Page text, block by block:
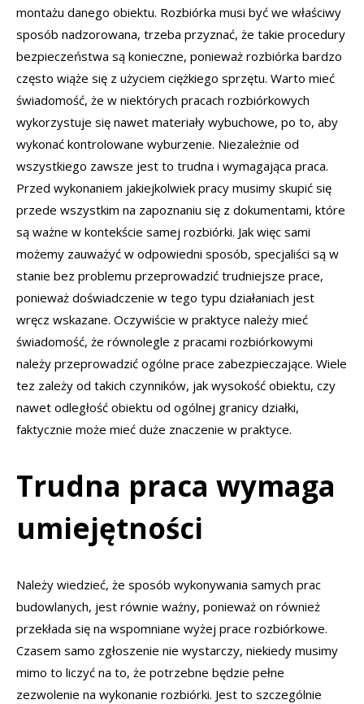
montażu danego obiektu. Rozbiórka musi być we właściwy
sposób nadzorowana, trzeba przyznać, że takie procedury
bezpieczeństwa są konieczne, ponieważ rozbiórka bardzo
często wiąże się z użyciem ciężkiego sprzętu. Warto mieć
świadomość, że w niektórych pracach rozbiórkowych
wykorzystuje się nawet materiały wybuchowe, po to, aby
wykonać kontrolowane wyburzenie. Niezależnie od
wszystkiego zawsze jest to trudna i wymagająca praca.
Przed wykonaniem jakiejkolwiek pracy musimy skupić się
przede wszystkim na zapoznaniu się z dokumentami, które
są ważne w kontekście samej rozbiórki. Jak więc sami
możemy zauważyć w odpowiedni sposób, specjaliści są w
stanie bez problemu przeprowadzić trudniejsze prace,
ponieważ doświadczenie w tego typu działaniach jest
wręcz wskazane. Oczywiście w praktyce należy mieć
świadomość, że równolegle z pracami rozbiórkowymi
należy przeprowadzić ogólne prace zabezpieczające. Wiele
tez zależy od takich czynników, jak wysokość obiektu, czy
nawet odległość obiektu od ogólnej granicy działki,
faktycznie może mieć duże znaczenie w praktyce.
Trudna praca wymaga
umiejętności
Należy wiedzieć, że sposób wykonywania samych prac
budowlanych, jest równie ważny, ponieważ on również
przekłada się na wspomniane wyżej prace rozbiórkowe.
Czasem samo zgłoszenie nie wystarczy, niekiedy musimy
mimo to liczyć na to, że potrzebne będzie pełne
zezwolenie na wykonanie rozbiórki. Jest to szczególnie